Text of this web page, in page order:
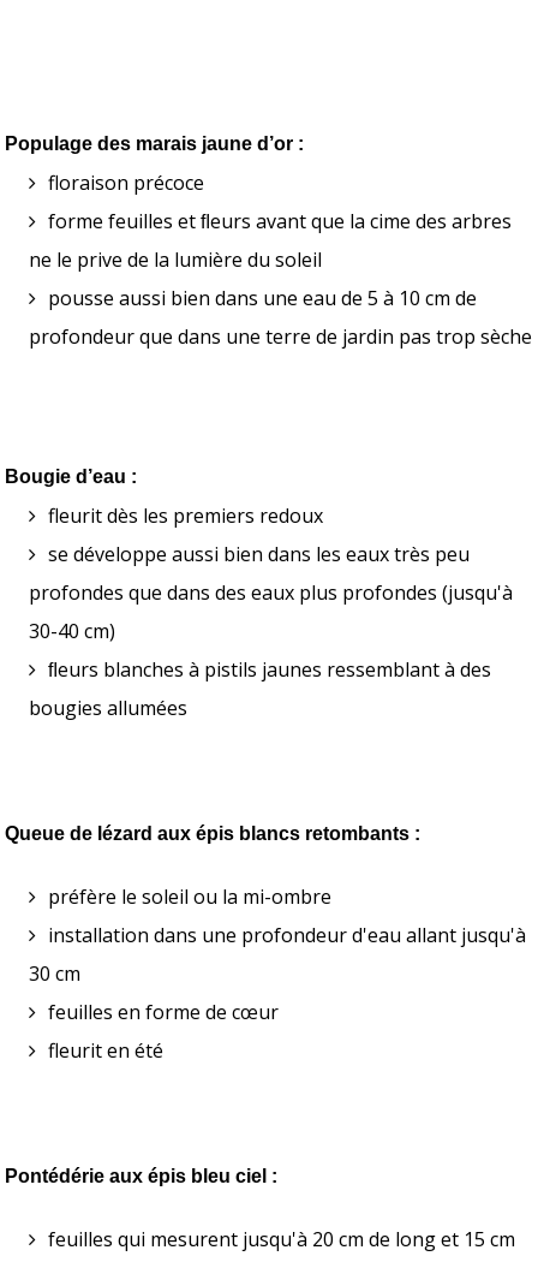
Populage des marais jaune d’or :
floraison précoce
forme feuilles et ﬂeurs avant que la cime des arbres
ne le prive de la lumière du soleil
pousse aussi bien dans une eau de 5 à 10 cm de
Bougie d’eau :
fleurit dès les premiers redoux
se développe aussi bien dans les eaux très peu
profondes que dans des eaux plus profondes (jusqu'à
30-40 cm)
ﬂeurs blanches à pistils jaunes ressemblant à des
bougies allumées
Queue de lézard aux épis blancs retombants :
préfère le soleil ou la mi-ombre
installation dans une profondeur d'eau allant jusqu'à
30 cm
feuilles en forme de cœur
fleurit en été
Pontédérie aux épis bleu ciel :
feuilles qui mesurent jusqu'à 20 cm de long et 15 cm